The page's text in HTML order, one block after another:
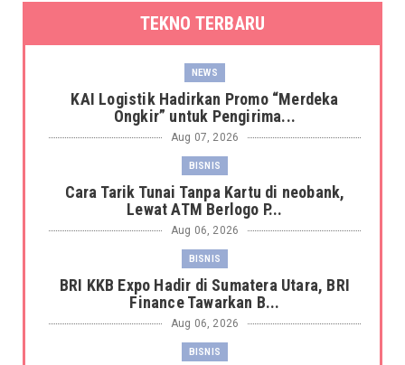
TEKNO TERBARU
NEWS
KAI Logistik Hadirkan Promo “Merdeka
Ongkir” untuk Pengirima...
Aug 07, 2026
BISNIS
Cara Tarik Tunai Tanpa Kartu di neobank,
Lewat ATM Berlogo P...
Aug 06, 2026
BISNIS
BRI KKB Expo Hadir di Sumatera Utara, BRI
Finance Tawarkan B...
Aug 06, 2026
BISNIS